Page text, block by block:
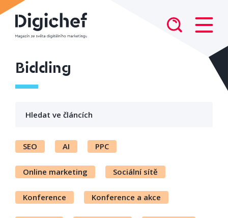
Bidding
SEO AI PPC
Online marketing Sociální sítě
Konference Konference a akce